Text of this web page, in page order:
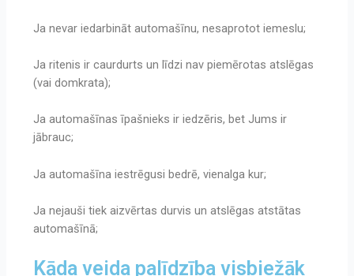
Ja nevar iedarbināt automašīnu, nesaprotot iemeslu;
Ja ritenis ir caurdurts un līdzi nav piemērotas atslēgas
(vai domkrata);
Ja automašīnas īpašnieks ir iedzēris, bet Jums ir
jābrauc;
Ja automašīna iestrēgusi bedrē, vienalga kur;
Ja nejauši tiek aizvērtas durvis un atslēgas atstātas
automašīnā;
Kāda veida palīdzība visbiežāk